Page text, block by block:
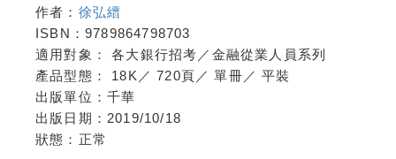
作者： 徐弘縉
ISBN： 9789864798703
適用對象：各大銀行招考／金融從業人員系列
產品型態： 18K ／720頁 ／單冊 ／平裝
出版單位： 千華
出版日期： 2019/10/18
狀態： 正常